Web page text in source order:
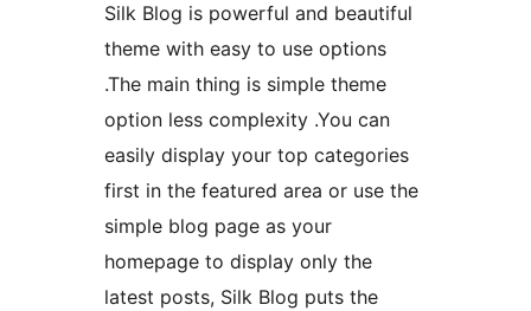
Silk Blog is powerful and beautiful
theme with easy to use options
.The main thing is simple theme
option less complexity .You can
easily display your top categories
first in the featured area or use the
simple blog page as your
homepage to display only the
latest posts, Silk Blog puts the